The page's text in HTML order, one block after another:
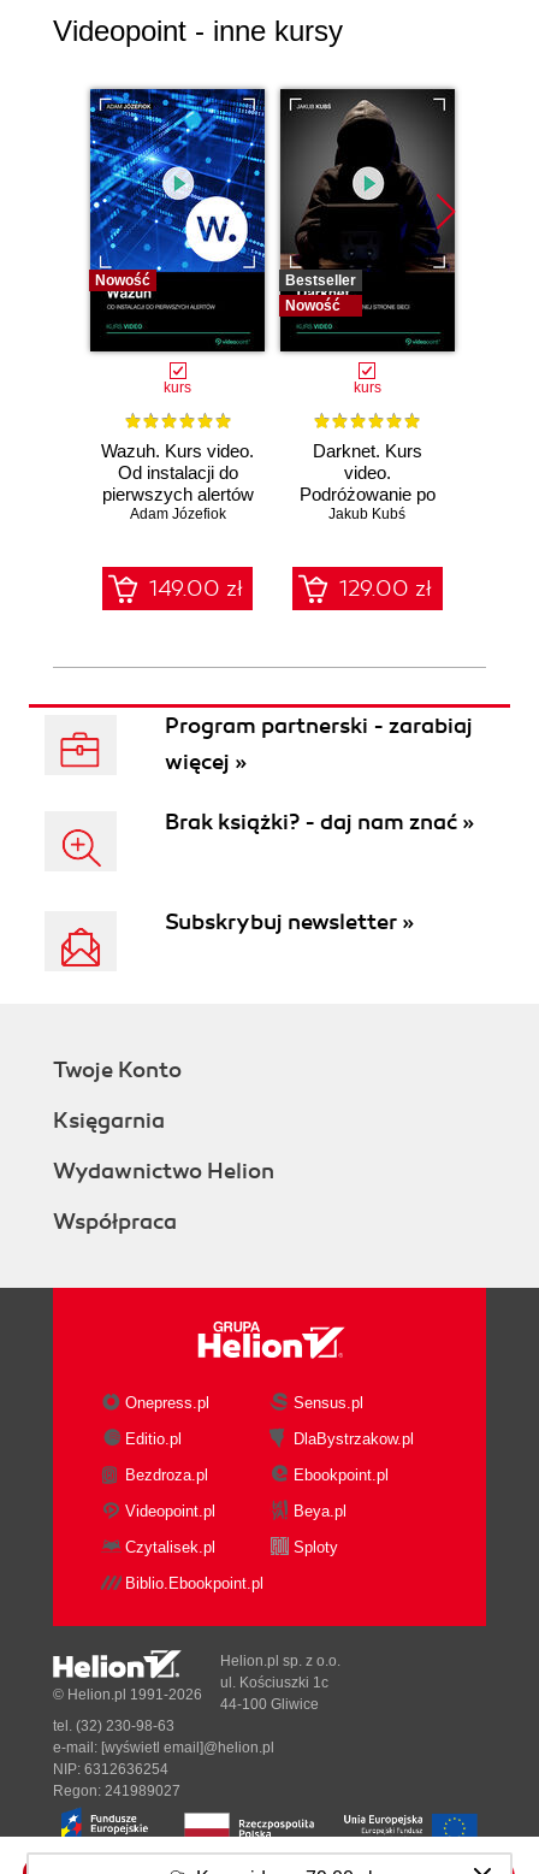
Videopoint - inne kursy
Nowość
kurs
Wazuh. Kurs video.
Od instalacji do
pierwszych alertów
Adam Józefiok
149.00 zł
Bestseller
Nowość
kurs
Darknet. Kurs
video.
Podróżowanie po
ciemnej stronie
Jakub Kubś
129.00 zł
Program partnerski - zarabiaj
więcej »
Brak książki? - daj nam znać »
Subskrybuj newsletter »
Twoje Konto
Księgarnia
Wydawnictwo Helion
Współpraca
Onepress.pl
Sensus.pl
Editio.pl
DlaBystrzakow.pl
Bezdroza.pl
Ebookpoint.pl
Videopoint.pl
Beya.pl
Czytalisek.pl
Sploty
Biblio.Ebookpoint.pl
© Helion.pl 1991-2026
Helion.pl sp. z o.o.
ul. Kościuszki 1c
44-100 Gliwice
tel. (32) 230-98-63
e-mail: [wyświetl email]@helion.pl
NIP: 6312636254
Regon: 241989027